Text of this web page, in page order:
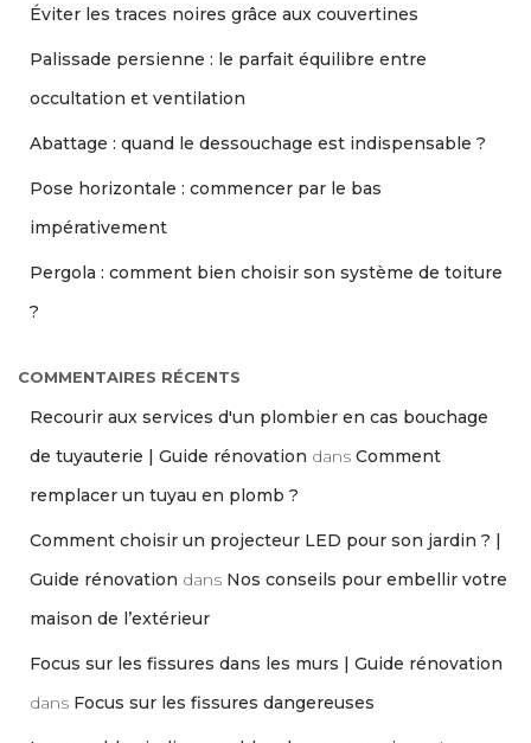
Éviter les traces noires grâce aux couvertines
Palissade persienne : le parfait équilibre entre
occultation et ventilation
Abattage : quand le dessouchage est indispensable ?
Pose horizontale : commencer par le bas
impérativement
Pergola : comment bien choisir son système de toiture
?
COMMENTAIRES RÉCENTS
Recourir aux services d'un plombier en cas bouchage
de tuyauterie | Guide rénovation dans Comment
remplacer un tuyau en plomb ?
Comment choisir un projecteur LED pour son jardin ? |
Guide rénovation dans Nos conseils pour embellir votre
maison de l’extérieur
Focus sur les fissures dans les murs | Guide rénovation
dans Focus sur les fissures dangereuses